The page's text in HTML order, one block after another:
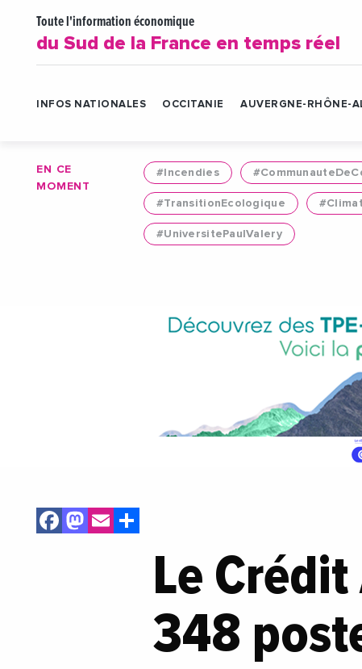
Toute l'information économique
du Sud de la France en temps réel
INFOS NATIONALES OCCITANIE AUVERGNE-RHÔNE-
EN CE
MOMENT
#Incendies
#TransitionEcologique #Climat
#UniversitePaulValery
Facebook
Mastodon
Email
Le
348